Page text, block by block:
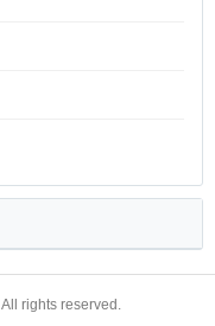
All rights reserved.